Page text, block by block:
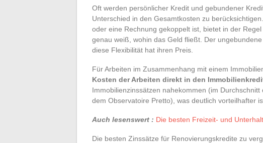
Oft werden persönlicher Kredit und gebundener
Unterschied in den Gesamtkosten zu
oder eine Rechnung gekoppelt ist, bietet in der
genau weiß, wohin das Geld fließt. Der
diese Flexibilität hat ihren Preis.
Für Arbeiten im Zusammenhang mit einem
Kosten der Arbeiten direkt in den
Immobilienzinssätzen nahekommen (im
dem Observatoire Pretto), was deutlich vorteilhafter
Auch lesenswert : Die besten Freizeit- und
Die besten Zinssätze für Renovierungskredite zu